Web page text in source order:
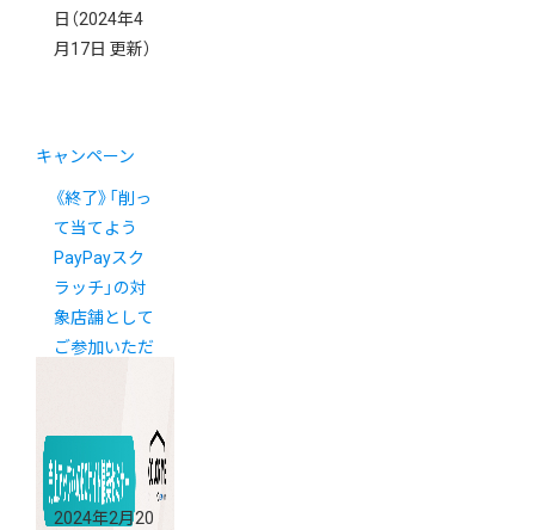
日 （2024年4
月17日 更新）
キャンペーン
《終了》「削っ
て当てよう
PayPayスク
ラッチ」の対
象店舗として
ご参加いただ
2024年2月20